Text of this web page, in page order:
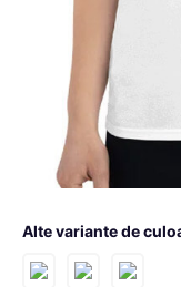
Alte variante de